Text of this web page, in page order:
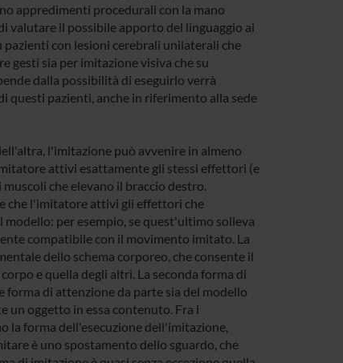
appredimenti procedurali con la mano
valutare il possibile apporto del linguaggio ai
con lesioni cerebrali unilaterali che
gesti sia per imitazione visiva che su
dalla possibilità di eseguirlo verrà
questi pazienti, anche in riferimento alla sede
l'imitazione può avvenire in almeno
attivi esattamente gli stessi effettori (e
che elevano il braccio destro.
che l'imitatore attivi gli effettori che
per esempio, se quest'ultimo solleva
compatibile con il movimento imitato. La
dello schema corporeo, che consente il
e quella degli altri. La seconda forma di
di attenzione da parte sia del modello
un oggetto in essa contenuto. Fra i
la forma dell'esecuzione dell'imitazione,
è uno spostamento dello sguardo, che